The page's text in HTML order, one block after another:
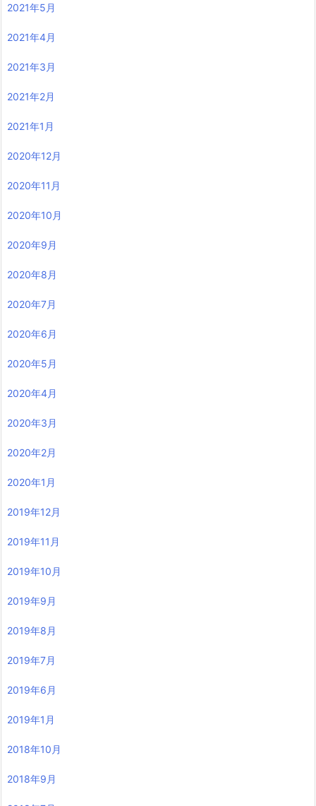
2021年5月
2021年4月
2021年3月
2021年2月
2021年1月
2020年12月
2020年11月
2020年10月
2020年9月
2020年8月
2020年7月
2020年6月
2020年5月
2020年4月
2020年3月
2020年2月
2020年1月
2019年12月
2019年11月
2019年10月
2019年9月
2019年8月
2019年7月
2019年6月
2019年1月
2018年10月
2018年9月